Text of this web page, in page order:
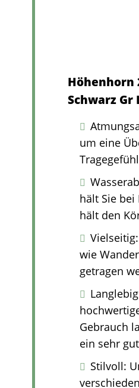
Höhenhorn
Schwarz Gr
um eine
hält Sie bei
hält den
wie
getragen
Gebrauch
ein sehr
Stilvoll: